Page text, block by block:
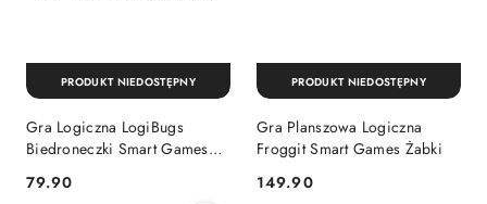
Gra Logiczna LogiBugs
Biedroneczki Smart Games
Cena:
79.90
PRODUKT NIEDOSTĘPNY
Gra Planszowa Logiczna
Froggit Smart Games Żabki
Cena:
149.90
PRODUKT NIEDOSTĘPNY